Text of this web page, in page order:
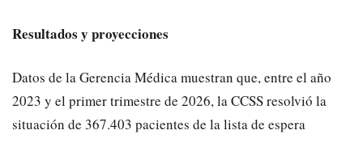
Resultados y proyecciones
Datos de la Gerencia Médica muestran que, entre el año
2023 y el primer trimestre de 2026, la CCSS resolvió la
situación de 367.403 pacientes de la lista de espera